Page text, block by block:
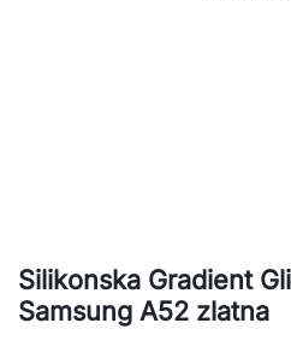
Silikonska Gradient
Samsung A52 zlatna